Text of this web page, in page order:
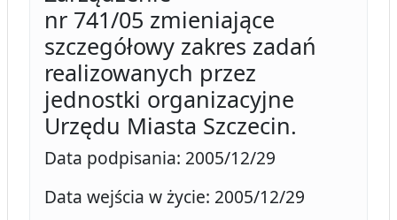
nr 741/05 zmieniające
szczegółowy zakres zadań
realizowanych przez
jednostki organizacyjne
Urzędu Miasta Szczecin.
Data podpisania: 2005/12/29
Data wejścia w życie: 2005/12/29